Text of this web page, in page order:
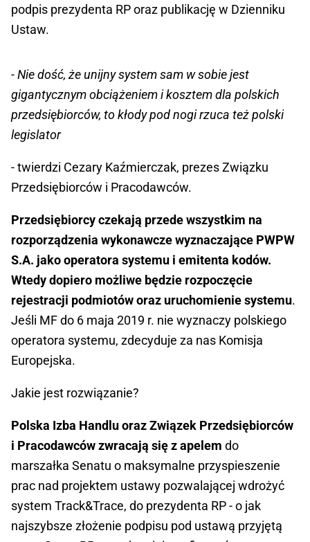
podpis prezydenta RP oraz publikację w Dzienniku
Ustaw.
- Nie dość, że unijny system sam w sobie jest
gigantycznym obciążeniem i kosztem dla polskich
przedsiębiorców, to kłody pod nogi rzuca też polski
legislator
- twierdzi Cezary Kaźmierczak, prezes Związku
Przedsiębiorców i Pracodawców.
Przedsiębiorcy czekają przede wszystkim na
rozporządzenia wykonawcze wyznaczające PWPW
S.A. jako operatora systemu i emitenta kodów.
Wtedy dopiero możliwe będzie rozpoczęcie
rejestracji podmiotów oraz uruchomienie systemu.
Jeśli MF do 6 maja 2019 r. nie wyznaczy polskiego
operatora systemu, zdecyduje za nas Komisja
Europejska.
Jakie jest rozwiązanie?
Polska Izba Handlu oraz Związek Przedsiębiorców
i Pracodawców zwracają się z apelem do
marszałka Senatu o maksymalne przyspieszenie
prac nad projektem ustawy pozwalającej wdrożyć
system Track&Trace, do prezydenta RP - o jak
najszybsze złożenie podpisu pod ustawą przyjętą